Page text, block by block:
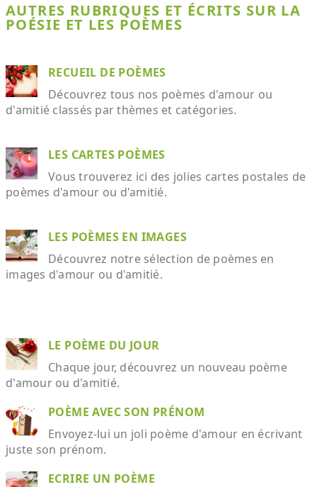
AUTRES RUBRIQUES ET ÉCRITS SUR LA
POÉSIE ET LES POÈMES
RECUEIL DE POÈMES
Découvrez tous nos poèmes d'amour ou
d'amitié classés par thèmes et catégories.
LES CARTES POÈMES
Vous trouverez ici des jolies cartes postales de
poèmes d'amour ou d'amitié.
LES POÈMES EN IMAGES
Découvrez notre sélection de poèmes en
images d'amour ou d'amitié.
LE POÈME DU JOUR
Chaque jour, découvrez un nouveau poème
d'amour ou d'amitié.
POÈME AVEC SON PRÉNOM
Envoyez-lui un joli poème d'amour en écrivant
juste son prénom.
ECRIRE UN POÈME